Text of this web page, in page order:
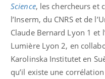
Science, les chercheurs et
l’Inserm, du CNRS et de
Claude Bernard Lyon 1 et
Lumière Lyon 2, en
Karolinska Institutet en
qu’il existe une